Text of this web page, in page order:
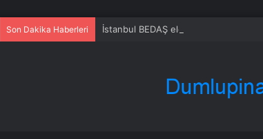
Son Dakika Haberleri